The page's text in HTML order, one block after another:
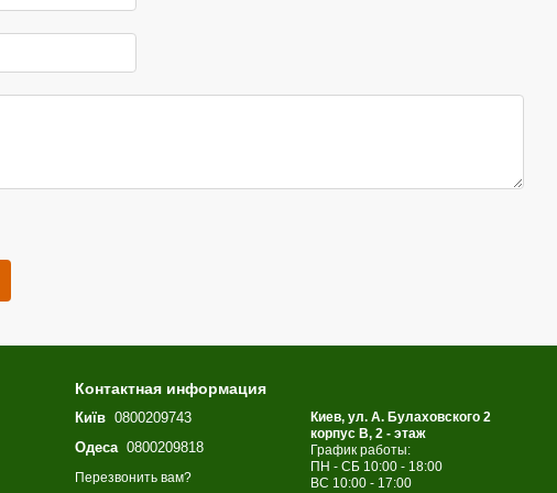
Контактная информация
Київ 0800209743
Одеса0800209818
Перезвонить вам?
Киев, ул. А. Булаховского 2
корпус B, 2 - этаж
График работы:
ПН - СБ 10:00 - 18:00
ВС 10:00 - 17:00